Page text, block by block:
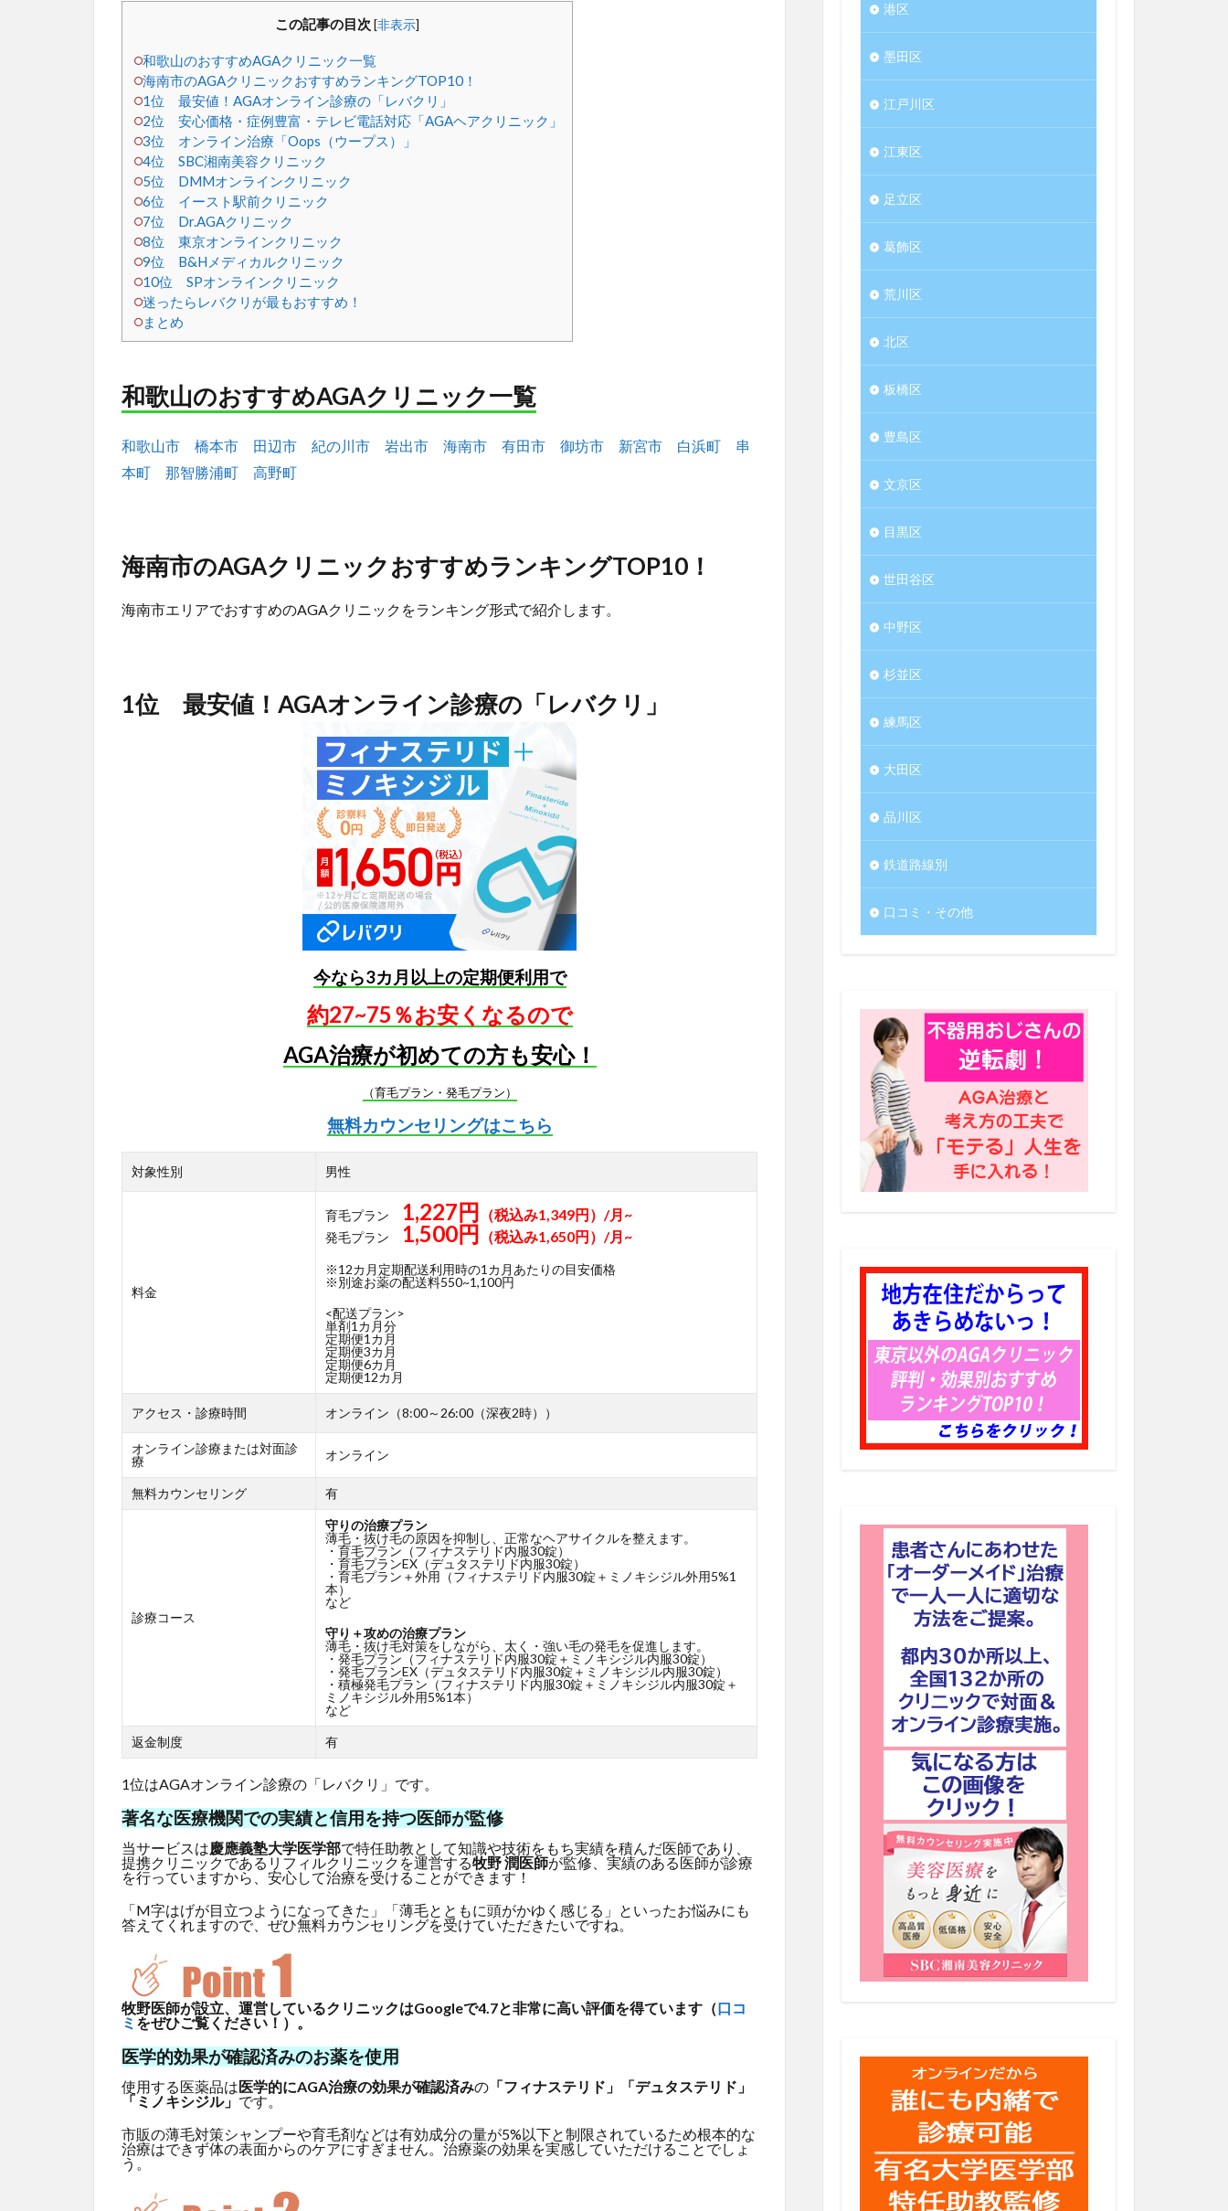
この記事の目次 [非表示]
和歌山のおすすめAGAクリニック一覧
海南市のAGAクリニックおすすめランキングTOP10！
1位 最安値！AGAオンライン診療の「レバクリ」
2位 安心価格・症例豊富・テレビ電話対応「AGAヘアクリニック」
3位 オンライン治療「Oops（ウープス）」
4位 SBC湘南美容クリニック
5位 DMMオンラインクリニック
6位 イースト駅前クリニック
7位 Dr.AGAクリニック
8位 東京オンラインクリニック
9位 B&Hメディカルクリニック
10位 SPオンラインクリニック
迷ったらレバクリが最もおすすめ！
まとめ
和歌山のおすすめAGAクリニック一覧
和歌山市 橋本市 田辺市 紀の川市 岩出市 海南市 有田市 御坊市 新宮市 白浜町
串
本町
那智勝浦町 高野町
海南市のAGAクリニックおすすめランキングTOP10！
海南市エリアでおすすめのAGAクリニックをランキング形式で紹介します。
1位 最安値！AGAオンライン診療の「レバクリ」
今なら3カ月以上の定期便利用で
約27~75％お安くなるので
AGA治療が初めての方も安心！
（育毛プラン・発毛プラン）
無料カウンセリングはこちら
対象性別 男性
料金
育毛プラン 1,227円 （税込み1,349円）/月~
発毛プラン 1,500円 （税込み1,650円）/月~
※12カ月定期配送利用時の1カ月あたりの目安価格
※別途お薬の配送料550~1,100円
<配送プラン>
単剤1カ月分
定期便1カ月
定期便3カ月
定期便6カ月
定期便12カ月
アクセス・診療時間 オンライン（8:00～26:00（深夜2時））
オンライン診療または対面診
療
オンライン
無料カウンセリング 有
診療コース
守りの治療プラン
薄毛・抜け毛の原因を抑制し、正常なヘアサイクルを整えます。
・育毛プラン（フィナステリド内服30錠）
・育毛プランEX（デュタステリド内服30錠）
・育毛プラン＋外用（フィナステリド内服30錠＋ミノキシジル外用5%1
本）
など
守り＋攻めの治療プラン
薄毛・抜け毛対策をしながら、太く・強い毛の発毛を促進します。
・発毛プラン（フィナステリド内服30錠＋ミノキシジル内服30錠）
・発毛プランEX（デュタステリド内服30錠＋ミノキシジル内服30錠）
・積極発毛プラン（フィナステリド内服30錠＋ミノキシジル内服30錠＋
ミノキシジル外用5%1本）
など
返金制度 有
1位はAGAオンライン診療の「レバクリ」です。
著名な医療機関での実績と信用を持つ医師が監修
当サービスは慶應義塾大学医学部で特任助教として知識や技術をもち実績を積んだ医師であり、
提携クリニックであるリフィルクリニックを運営する牧野 潤医師が監修、実績のある医師が診療
を行っていますから、安心して治療を受けることができます！
「M字はげが目立つようになってきた」「薄毛とともに頭がかゆく感じる」といったお悩みにも
答えてくれますので、ぜひ無料カウンセリングを受けていただきたいですね。
牧野医師が設立、運営しているクリニックはGoogleで4.7と非常に高い評価を得ています（口コ
ミ をぜひご覧ください！）。
医学的効果が確認済みのお薬を使用
使用する医薬品は医学的にAGA治療の効果が確認済みの 「フィナステリド」「デュタステリド」
「ミノキシジル」 です。
市販の薄毛対策シャンプーや育毛剤などは有効成分の量が5%以下と制限されているため根本的な
治療はできず体の表面からのケアにすぎません。治療薬の効果を実感していただけることでしょ
う。
港区
墨田区
江戸川区
江東区
足立区
葛飾区
荒川区
北区
板橋区
豊島区
文京区
目黒区
世田谷区
中野区
杉並区
練馬区
大田区
品川区
鉄道路線別
口コミ・その他